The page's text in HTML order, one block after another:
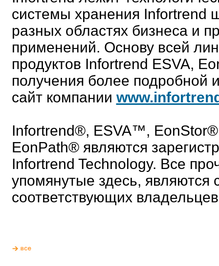
системы хранения Infortrend
разных областях бизнеса и
применений. Основу всей
продуктов Infortrend ESVA,
получения более подробной
сайт компании
Infortrend®, ESVA™,
EonPath® являются
Infortrend Technology. Все
упомянутые здесь, являются
соответствующих